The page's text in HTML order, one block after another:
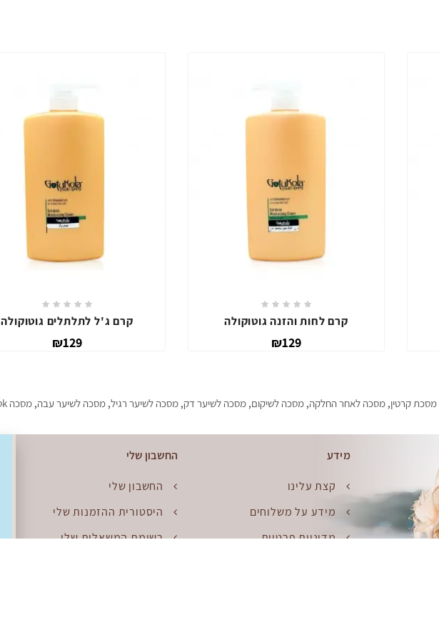
קרם לחות והזנה גוטוקולה
₪129
קרם ג'ל לתלתלים גוטוקולה
₪129
מסכת קרטין, מסכה לאחר החלקה, מסכה לשיקום, מסכה לשיער דק, מסכה לשיער רגיל, מסכה לשיער עבה, מסכה kטיפול בשיער
מידע
קצת עלינו
מידע על משלוחים
מדיניות פרטיות
החשבון שלי
החשבון שלי
היסטורית ההזמנות שלי
רשימת המשאלות שלי